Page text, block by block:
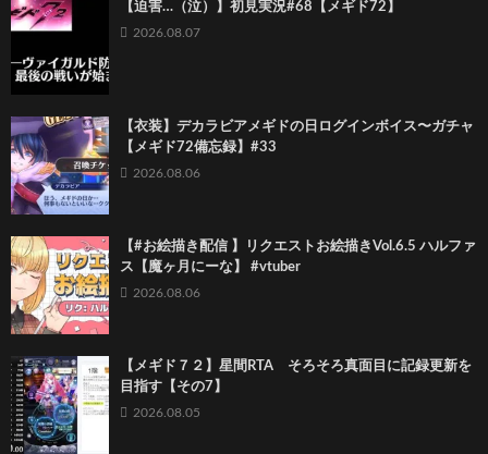
【迫害…（泣）】初見実況#68【メギド72】
2026.08.07
【衣装】デカラビアメギドの日ログインボイス〜ガチャ
【メギド72備忘録】#33
2026.08.06
【#お絵描き配信 】リクエストお絵描きVol.6.5 ハルファ
ス【魔ヶ月にーな】 #vtuber
2026.08.06
【メギド７２】星間RTA そろそろ真面目に記録更新を
目指す【その7】
2026.08.05